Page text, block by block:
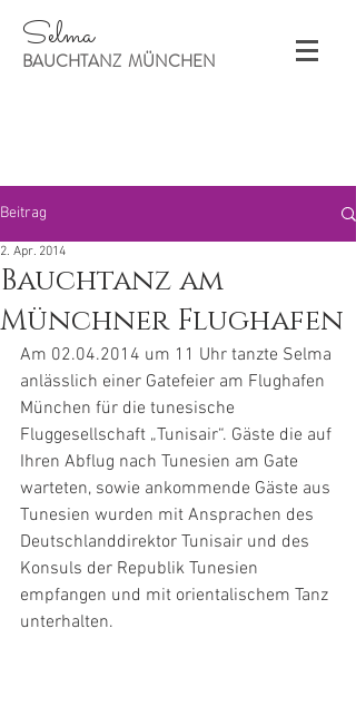
Selma
BAUCHTANZ MÜNCHEN
Beitrag
Bauchtanz am
Münchner Flughafen
2. Apr. 2014
Am 02.04.2014 um 11 Uhr tanzte Selma
anlässlich einer Gatefeier am Flughafen
München für die tunesische
Fluggesellschaft „Tunisair“. Gäste die auf
Ihren Abflug nach Tunesien am Gate
warteten, sowie ankommende Gäste aus
Tunesien wurden mit Ansprachen des
Deutschlanddirektor Tunisair und des
Konsuls der Republik Tunesien
empfangen und mit orientalischem Tanz
unterhalten.